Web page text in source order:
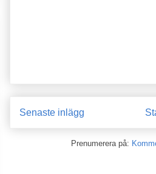
Senaste inlägg
Prenumerera på: